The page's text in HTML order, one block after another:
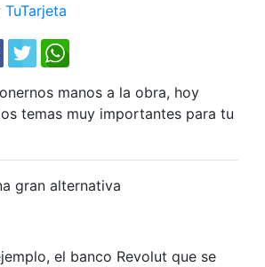
TuTarjeta
manos a la obra, hoy
temas muy importantes para tu
gran alternativa
el banco Revolut que se